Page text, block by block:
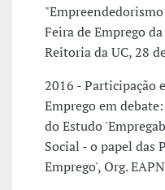
Feira de Emprego
Reitoria da UC, 28
2016 - Participação
Emprego em
do Estudo
Social - o papel das
Emprego', Org.